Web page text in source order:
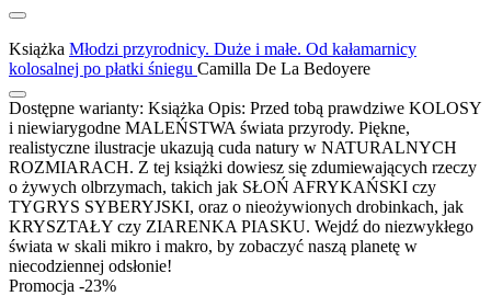
Książka Młodzi przyrodnicy. Duże i małe. Od kałamarnicy
kolosalnej po płatki śniegu Camilla De La Bedoyere
Dostępne warianty: Książka Opis: Przed tobą prawdziwe KOLOSY
i niewiarygodne MALEŃSTWA świata przyrody. Piękne,
realistyczne ilustracje ukazują cuda natury w NATURALNYCH
ROZMIARACH. Z tej książki dowiesz się zdumiewających rzeczy
o żywych olbrzymach, takich jak SŁOŃ AFRYKAŃSKI czy
TYGRYS SYBERYJSKI, oraz o nieożywionych drobinkach, jak
KRYSZTAŁY czy ZIARENKA PIASKU. Wejdź do niezwykłego
świata w skali mikro i makro, by zobaczyć naszą planetę w
niecodziennej odsłonie!
Promocja -23%